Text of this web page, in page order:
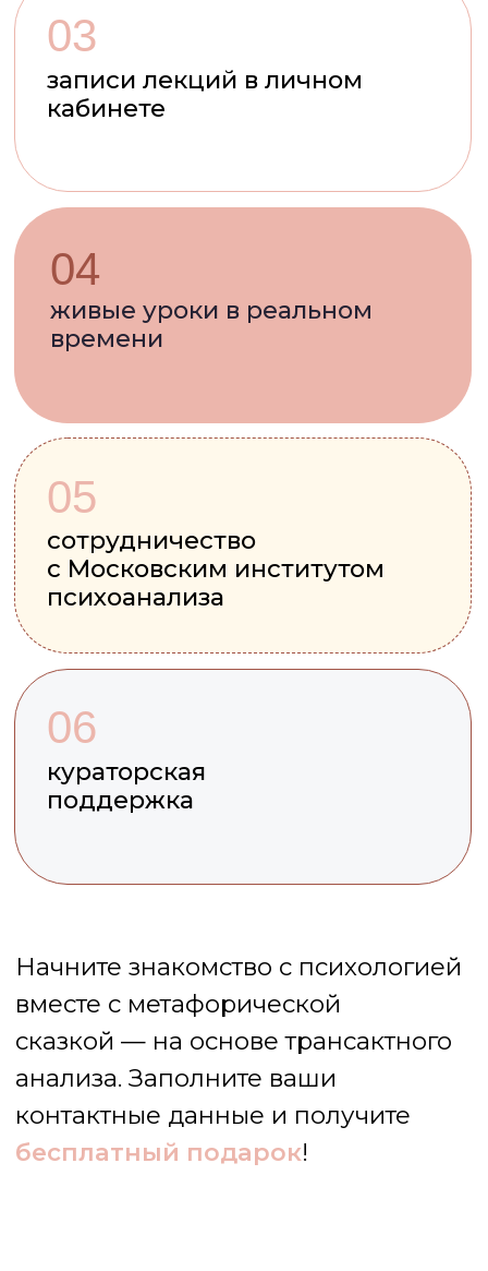
06
кураторская
05
сотрудничество
с Московским институтом
психоанализа
Оставьте вашу заявку
и получите подарок!
Начните знакомство с психологией
вместе с метафорической
сказкой — на основе трансактного
анализа. Заполните ваши
контактные данные и получите
бесплатный подарок